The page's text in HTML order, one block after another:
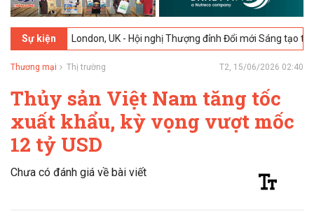
Sự kiện
London, UK - Hội nghị Thượng đỉnh Đổi mới Sáng tạo trong Ngành
Thương mại Thị trường T2, 15/06/2026 02:40
Thủy sản Việt Nam tăng tốc
xuất khẩu, kỳ vọng vượt mốc
12 tỷ USD
Chưa có đánh giá về bài viết